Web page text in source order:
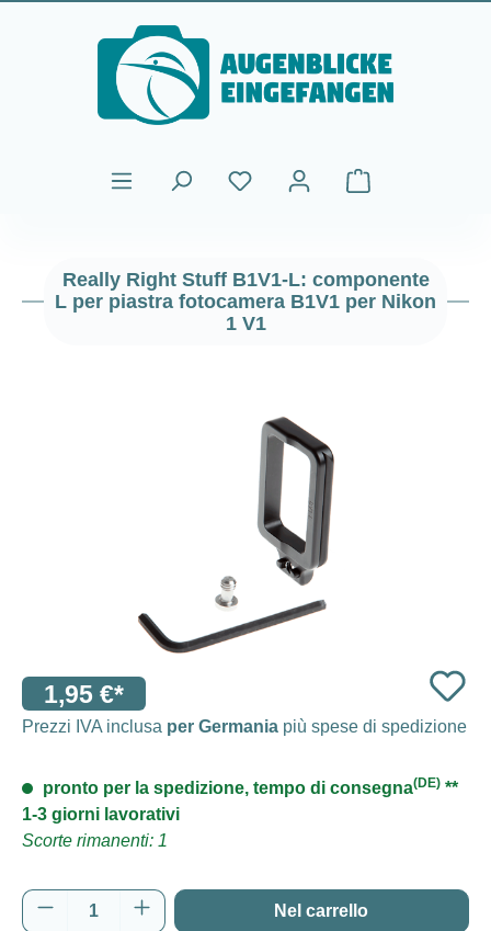
Passa al contenuto principale
Il carrello
Really Right Stuff B1V1-L: componente
L per piastra fotocamera B1V1 per Nikon
1 V1
1,95 €*
Prezzi IVA inclusa per Germania più spese di spedizione
pronto per la spedizione, tempo di consegna(DE) **
1-3 giorni lavorativi
Scorte rimanenti: 1
Quantità del prodotto: inserisci la quantità
Nel carrello